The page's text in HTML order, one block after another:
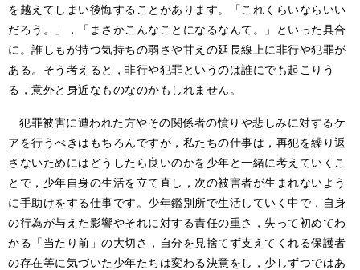
を越えてしまい後悔することがあります。「これくらいならいい
だろう。」，「まさかこんなことになるなんて。」といった具合
に。誰しもが持つ気持ちの弱さや甘えの延長線上に非行や犯罪が
ある。そう考えると，非行や犯罪というのは誰にでも起こりう
る，意外と身近なものなのかもしれません。
犯罪被害に遭われた方やその関係者の憤りや悲しみに対するケ
アを行うべきはもちろんですが，私たちの仕事は，再犯を繰り返
さないためにはどうしたら良いのかを少年と一緒に考えていくこ
とで，少年自身の生活を立て直し，次の被害者が生まれないよう
に手助けをする仕事です。少年鑑別所で生活していく中で，自身
の行為が与えた影響やそれに対する責任の重さ，失って初めてわ
かる「当たり前」の大切さ，自分を見捨てず支えてくれる保護者
の存在等に気づいた少年たちは変わる決意をし，少しずつではあ